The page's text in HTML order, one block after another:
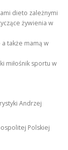
dieto zależnymi
żywienia w
także mamą w
miłośnik sportu w
Andrzej
Polskiej